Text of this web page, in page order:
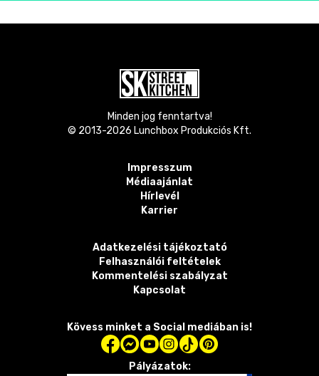
Minden jog fenntartva!
© 2013-2026 Lunchbox Produkciós Kft.
Impresszum
Médiaajánlat
Hírlevél
Karrier
Adatkezelési tájékoztató
Felhasználói feltételek
Kommentelési szabályzat
Kapcsolat
Kövess minket a Social mediában is!
Pályázatok: